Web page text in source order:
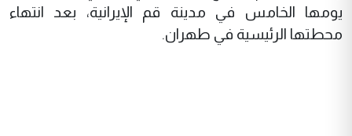
يومها الخامس في مدينة قم الإيرانية، بعد انتهاء
محطتها الرئيسية في طهران.